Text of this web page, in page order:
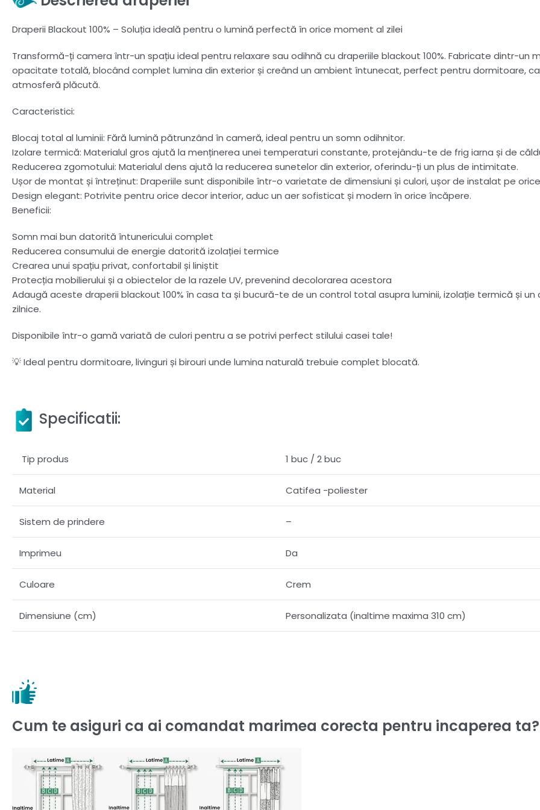
Draperii Blackout 100% – Soluția ideală pentru o lumină perfectă în orice moment al zilei
Transformă-ți camera într-un spațiu ideal pentru relaxare sau odihnă cu draperiile blackout 100%. Fabricate dintr-
opacitate totală, blocând complet lumina din exterior și creând un ambient întunecat, perfect pentru dormitoare,
atmosferă plăcută.
Caracteristici:
Blocaj total al luminii: Fără lumină pătrunzând în cameră, ideal pentru un somn odihnitor.
Izolare termică: Materialul gros ajută la menținerea unei temperaturi constante, protejându-te de frig iarna și de
Reducerea zgomotului: Materialul dens ajută la reducerea sunetelor din exterior, oferindu-ți un plus de intimitate.
Ușor de montat și întreținut: Draperiile sunt disponibile într-o varietate de dimensiuni și culori, ușor de instalat pe
Design elegant: Potrivite pentru orice decor interior, aduc un aer sofisticat și modern în orice încăpere.
Beneficii:
Somn mai bun datorită întunericului complet
Reducerea consumului de energie datorită izolației termice
Crearea unui spațiu privat, confortabil și liniștit
Protecția mobilierului și a obiectelor de la razele UV, prevenind decolorarea acestora
Adaugă aceste draperii blackout 100% în casa ta și bucură-te de un control total asupra luminii, izolație termică și
zilnice.
Disponibile într-o gamă variată de culori pentru a se potrivi perfect stilului casei tale!
💡 Ideal pentru dormitoare, livinguri și birouri unde lumina naturală trebuie complet blocată.
Specificatii:
Tip produs 1 buc / 2 buc
Material Catifea -poliester
Sistem de prindere –
Imprimeu Da
Culoare Crem
Dimensiune (cm) Personalizata (inaltime maxima 310 cm)
Cum te asiguri ca ai comandat marimea corecta pentru incaperea ta?